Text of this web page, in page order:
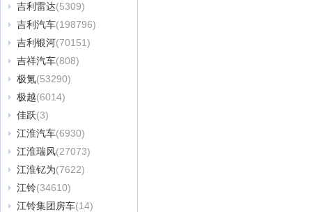
吉利雷达(5309)
吉利汽车(198796)
吉利银河(70151)
吉祥汽车(808)
极氪(53290)
极越(6014)
佳跃(3)
江淮汽车(6930)
江淮瑞风(27073)
江淮钇为(7622)
江铃(34610)
江铃集团房车(14)